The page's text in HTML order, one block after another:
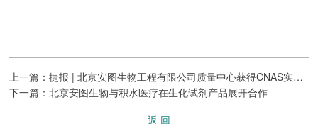
上一篇：捷报 | 北京安图生物工程有限公司质量中心获得CNAS实验室认可证书
下一篇：北京安图生物与积水医疗在生化试剂产品展开合作
返 回